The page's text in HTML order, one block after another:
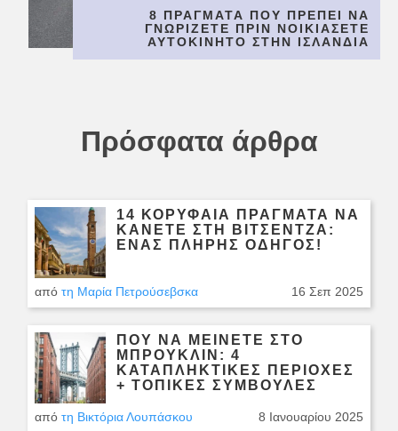
8 ΠΡΆΓΜΑΤΑ ΠΟΥ ΠΡΈΠΕΙ ΝΑ
ΓΝΩΡΊΖΕΤΕ ΠΡΙΝ ΝΟΙΚΙΆΣΕΤΕ
ΑΥΤΟΚΊΝΗΤΟ ΣΤΗΝ ΙΣΛΑΝΔΊΑ
Πρόσφατα άρθρα
14 ΚΟΡΥΦΑΊΑ ΠΡΆΓΜΑΤΑ ΝΑ
ΚΆΝΕΤΕ ΣΤΗ ΒΙΤΣΈΝΤΖΑ:
ΈΝΑΣ ΠΛΉΡΗΣ ΟΔΗΓΌΣ!
από τη Μαρία Πετρούσεβσκα 16 Σεπ 2025
ΠΟΎ ΝΑ ΜΕΊΝΕΤΕ ΣΤΟ
ΜΠΡΟΎΚΛΙΝ: 4
ΚΑΤΑΠΛΗΚΤΙΚΈΣ ΠΕΡΙΟΧΈΣ
+ ΤΟΠΙΚΈΣ ΣΥΜΒΟΥΛΈΣ
από τη Βικτόρια Λουπάσκου 8 Ιανουαρίου 2025